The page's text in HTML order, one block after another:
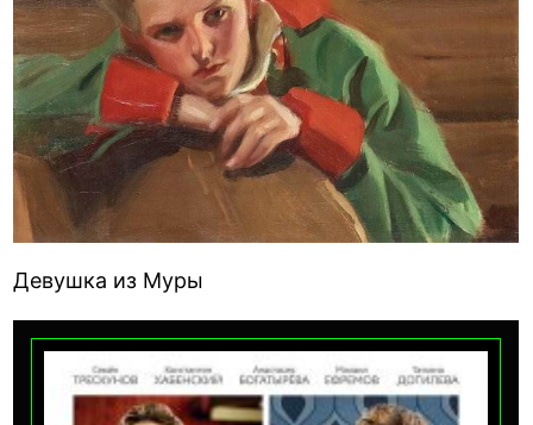
Девушка из Муры